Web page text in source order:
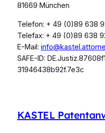
81669 München
Telefon: + 49 (0)89 638
Telefax: + 49 (0)89 638
E-Mail:
SAFE-ID:
31946438b92f.7e3c
KASTEL